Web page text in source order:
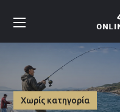
Χωρίς κατηγορία